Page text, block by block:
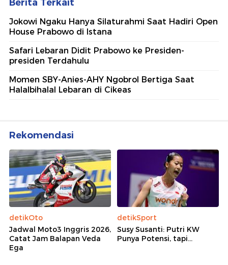
Berita Terkait
Jokowi Ngaku Hanya Silaturahmi Saat Hadiri Open
House Prabowo di Istana
Safari Lebaran Didit Prabowo ke Presiden-
presiden Terdahulu
Momen SBY-Anies-AHY Ngobrol Bertiga Saat
Halalbihalal Lebaran di Cikeas
Rekomendasi
detikOto
Jadwal Moto3 Inggris 2026,
Catat Jam Balapan Veda
Ega
detikSport
Susy Susanti: Putri KW
Punya Potensi, tapi...